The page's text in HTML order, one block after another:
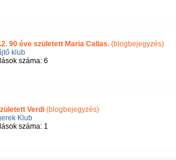
90 éve született Maria Callas. (blogbejegyzés)
klub
száma: 6
Verdi (blogbejegyzés)
Klub
száma: 1